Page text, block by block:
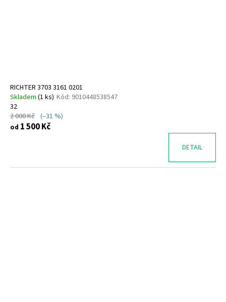
RICHTER 3703 3161 0201
Skladem (1 ks) Kód: 9010448538547
32
2 000 Kč (–31 %)
od 1 500 Kč
DETAIL